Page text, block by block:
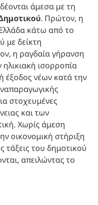
άμεσα με τη
. Πρώτον, η
κάτω από το
με δείκτη
η ραγδαία γήρανση
ισορροπία
έξοδος νέων κατά την
στοχευμένες
και των
Χωρίς άμεση
οικονομική στήριξη
τάξεις του δημοτικού
απειλώντας το